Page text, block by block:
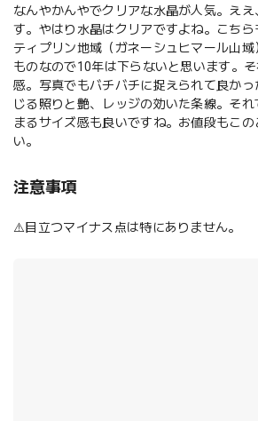
なんやかんやでクリアな水晶が人気。え
す。やはり水晶はクリアですよね。こち
ティプリン地域（ガネーシュヒマール山
ものなので10年は下らないと思います。
感。写真でもバチバチに捉えられて良か
じる照りと艶、レッジの効いた条線。そ
まるサイズ感も良いですね。お値段もこ
い。
注意事項
⚠️目立つマイナス点は特にありません。